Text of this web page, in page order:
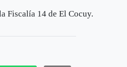
Fiscalía 14 de El Cocuy.